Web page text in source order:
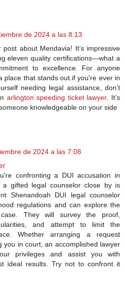
de 2024 a las 8:13
about Mendavia! It’s impressive
eleven quality certifications—what a
to excellence. For anyone
place that stands out.if you're ever in
needing legal assistance, don’t
arlington speeding ticket lawyer. It’s
knowledgeable on your side
de 2024 a las 7:08
confronting a DUI accusation in
a gifted legal counselor close by is
Shenandoah DUI legal counselor
regulations and can explore the
They will survey the proof,
and attempt to limit the
Whether arranging a request
you in court, an accomplished lawyer
privileges and assist you with
ideal results. Try not to confront it